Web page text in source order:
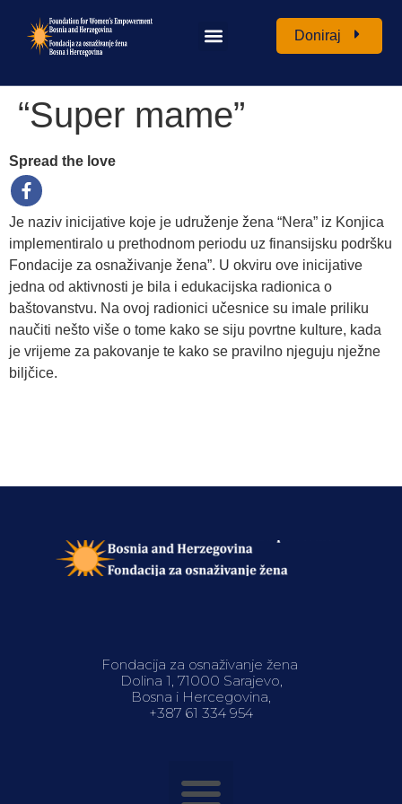
Doniraj
“Super mame”
Spread the love
Je naziv inicijative koje je udruženje žena “Nera” iz Konjica
implementiralo u prethodnom periodu uz finansijsku podršku
Fondacije za osnaživanje žena”. U okviru ove inicijative
jedna od aktivnosti je bila i edukacijska radionica o
baštovanstvu. Na ovoj radionici učesnice su imale priliku
naučiti nešto više o tome kako se siju povrtne kulture, kada
je vrijeme za pakovanje te kako se pravilno njeguju nježne
biljčice.
Fondacija za osnaživanje žena
Dolina 1, 71000 Sarajevo,
Bosna i Hercegovina,
+387 61 334 954